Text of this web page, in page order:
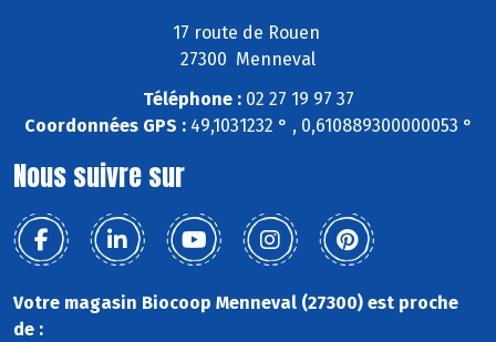
17 route de Rouen
27300 Menneval
Téléphone :02 27 19 97 37
Coordonnées GPS :49,1031232 ° , 0,610889300000053 °
Nous suivre sur
Votre magasin Biocoop Menneval (27300) est proche
de :